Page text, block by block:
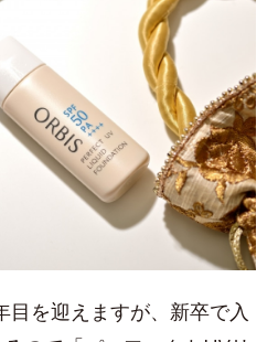
を迎えますが、新卒で入